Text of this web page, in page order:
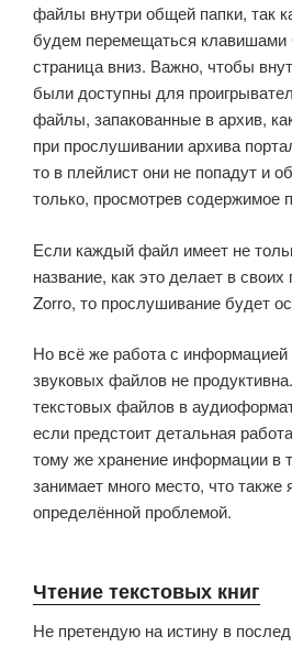
файлы внутри общей папки, так
будем перемещаться клавишами
страница вниз. Важно, чтобы
были доступны для
файлы, запакованные в архив,
при прослушивании архива
то в плейлист они не попадут и
только, просмотрев содержимое
Если каждый файл имеет не
название, как это делает в
Zorro, то прослушивание будет
Но всё же работа с информацией
звуковых файлов не
текстовых файлов в
если предстоит детальная
тому же хранение информации в
занимает много место, что также
определённой проблемой.
Чтение текстовых книг
Не претендую на истину в